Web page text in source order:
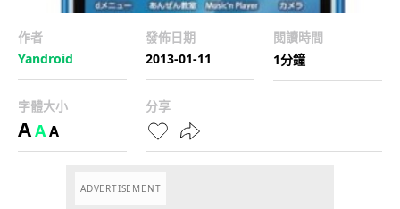
作者
Yandroid
發佈日期
2013-01-11
閱讀時間
1分鐘
字體大小
AAA
分享
ADVERTISEMENT